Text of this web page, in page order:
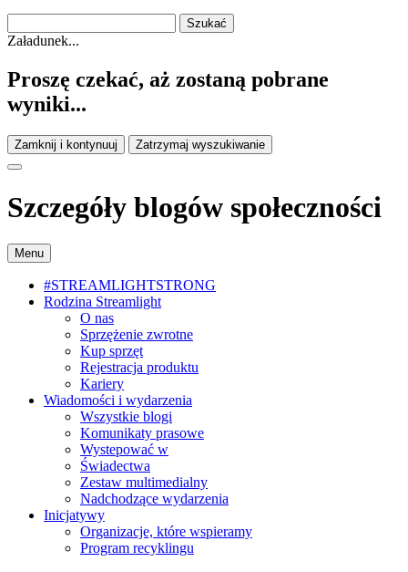
Załadunek...
Proszę czekać, aż zostaną pobrane
wyniki...
Zamknij i kontynuuj Zatrzymaj wyszukiwanie
Szczegóły blogów społeczności
Menu
#STREAMLIGHTSTRONG
Rodzina Streamlight
O nas
Sprzężenie zwrotne
Kup sprzęt
Rejestracja produktu
Kariery
Wiadomości i wydarzenia
Wszystkie blogi
Komunikaty prasowe
Wystepować w
Świadectwa
Zestaw multimedialny
Nadchodzące wydarzenia
Inicjatywy
Organizacje, które wspieramy
Program recyklingu